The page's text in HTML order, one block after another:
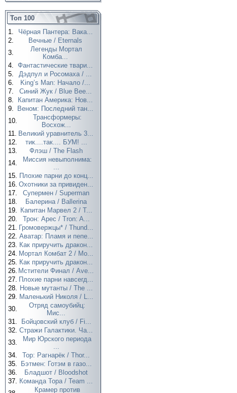
Топ 100
1.
Чёрная Пантера: Вака...
2.
Вечные / Eternals
3.
Легенды Мортал
Комба...
4. Фантастические твари...
5.
Дэдпул и Росомаха / ...
6.
King’s Man: Начало /...
7.
Синий Жук / Blue Bee...
8.
Капитан Америка: Нов...
9.
Веном: Последний тан...
10.
Трансформеры:
Восхож...
11. Великий уравнитель 3...
12.
тик....так.... БУМ! ...
13.
Флэш / The Flash
14.
Миссия невыполнима:
...
15. Плохие парни до конц...
16. Охотники за привиден...
17.
Супермен / Superman
18.
Балерина / Ballerina
19. Капитан Марвел 2 / T...
20.
Трон: Арес / Tron: A...
21. Громовержцы* / Thund...
22. Аватар: Пламя и пепе...
23. Как приручить дракон...
24. Мортал Комбат 2 / Mo...
25. Как приручить дракон...
26. Мстители Финал / Ave...
27. Плохие парни навсегд...
28. Новые мутанты / The ...
29. Маленький Николя / L...
30.
Отряд самоубийц:
Мис...
31.
Бойцовский клуб / Fi...
32. Стражи Галактики. Ча...
33.
Мир Юрского периода
...
34.
Тор: Рагнарёк / Thor...
35.
Бэтмен: Готэм в газо...
36.
Бладшот / Bloodshot
37. Команда Тора / Team ...
Крамер против